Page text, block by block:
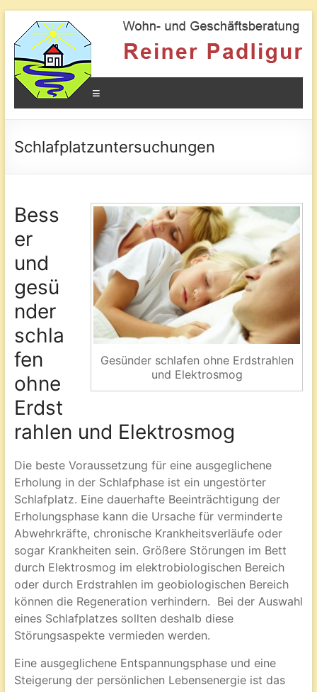
Geomantie
Kraftorte
und
die
Wirkung
den
Schlafplatzuntersuchungen
Gesünder schlafen ohne Erdstrahlen
und Elektrosmog
Bess
er
und
gesü
nder
schla
fen
ohne
Erdst
rahlen und Elektrosmog
Die beste Voraussetzung für eine ausgeglichene
Erholung in der Schlafphase ist ein ungestörter
Schlafplatz. Eine dauerhafte Beeinträchtigung der
Erholungsphase kann die Ursache für verminderte
Abwehrkräfte, chronische Krankheitsverläufe oder
sogar Krankheiten sein. Größere Störungen im Bett
durch Elektrosmog im elektrobiologischen Bereich
oder durch Erdstrahlen im geobiologischen Bereich
können die Regeneration verhindern. Bei der Auswahl
eines Schlafplatzes sollten deshalb diese
Störungsaspekte vermieden werden.
Eine ausgeglichene Entspannungsphase und eine
Steigerung der persönlichen Lebensenergie ist das